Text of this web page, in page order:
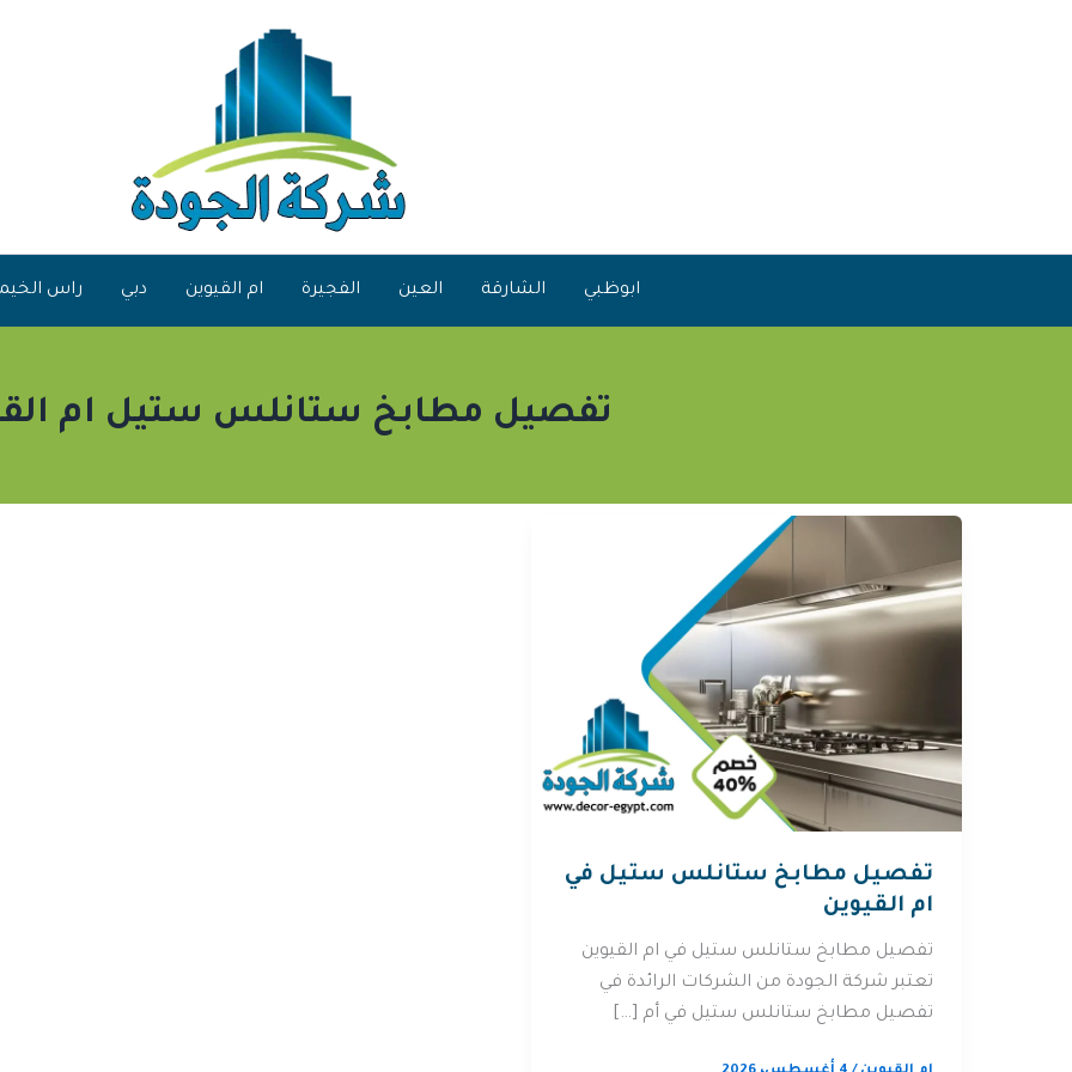
ابوظبي الشارقة العين الفجيرة ام القيوين دبي راس
تفصيل مطابخ ستانلس ستيل ام
تفصيل مطابخ ستانلس ستيل في
ام القيوين
تفصيل مطابخ ستانلس ستيل في ام القيوين
تعتبر شركة الجودة من الشركات الرائدة في
تفصيل مطابخ ستانلس ستيل في أم […]